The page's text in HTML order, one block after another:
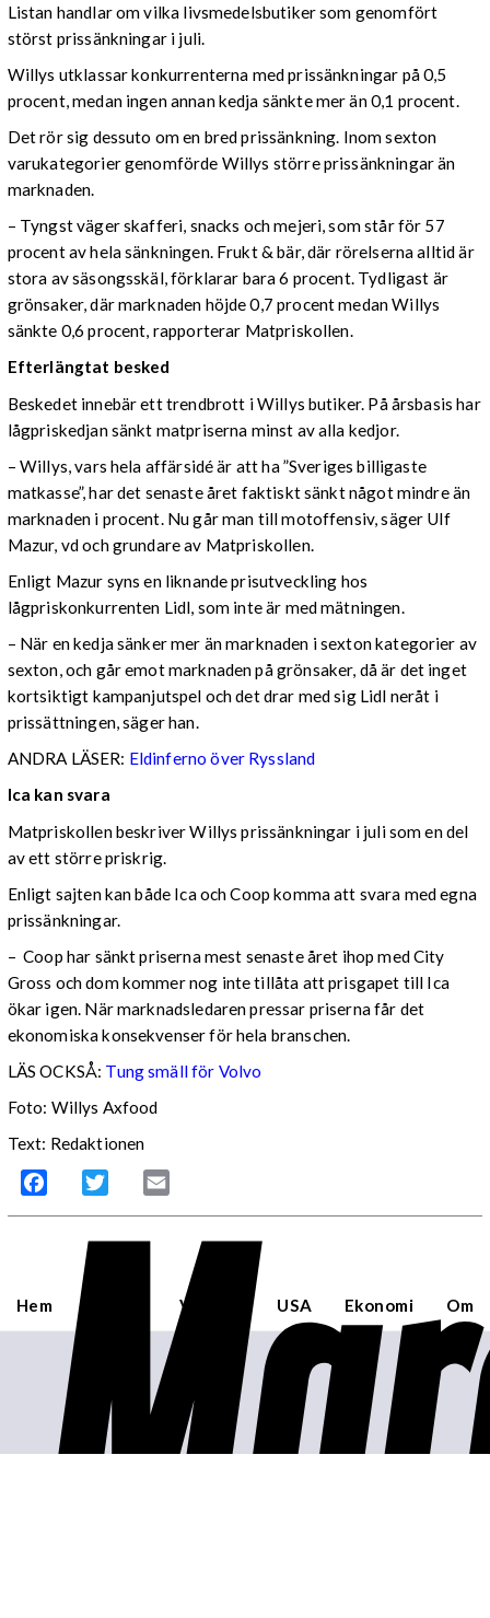
Listan handlar om vilka livsmedelsbutiker som genomfört
störst prissänkningar i juli.
Willys utklassar konkurrenterna med prissänkningar på 0,5
procent, medan ingen annan kedja sänkte mer än 0,1 procent.
Det rör sig dessuto om en bred prissänkning. Inom sexton
varukategorier genomförde Willys större prissänkningar än
marknaden.
– Tyngst väger skafferi, snacks och mejeri, som står för 57
procent av hela sänkningen. Frukt & bär, där rörelserna alltid är
stora av säsongsskäl, förklarar bara 6 procent. Tydligast är
grönsaker, där marknaden höjde 0,7 procent medan Willys
sänkte 0,6 procent, rapporterar Matpriskollen.
Efterlängtat besked
Beskedet innebär ett trendbrott i Willys butiker. På årsbasis har
lågpriskedjan sänkt matpriserna minst av alla kedjor.
– Willys, vars hela affärsidé är att ha ”Sveriges billigaste
matkasse”, har det senaste året faktiskt sänkt något mindre än
marknaden i procent. Nu går man till motoffensiv, säger Ulf
Mazur, vd och grundare av Matpriskollen.
Enligt Mazur syns en liknande prisutveckling hos
lågpriskonkurrenten Lidl, som inte är med mätningen.
– När en kedja sänker mer än marknaden i sexton kategorier av
sexton, och går emot marknaden på grönsaker, då är det inget
kortsiktigt kampanjutspel och det drar med sig Lidl neråt i
prissättningen, säger han.
ANDRA LÄSER: Eldinferno över Ryssland
Ica kan svara
Matpriskollen beskriver Willys prissänkningar i juli som en del
av ett större priskrig.
Enligt sajten kan både Ica och Coop komma att svara med egna
prissänkningar.
– Coop har sänkt priserna mest senaste året ihop med City
Gross och dom kommer nog inte tillåta att prisgapet till Ica
ökar igen. När marknadsledaren pressar priserna får det
ekonomiska konsekvenser för hela branschen.
LÄS OCKSÅ: Tung smäll för Volvo
Foto: Willys Axfood
Text: Redaktionen
Facebook Twitter
Hem Världen USA Ekonomi Om